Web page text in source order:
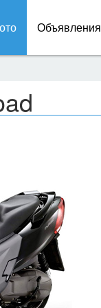
Объявления